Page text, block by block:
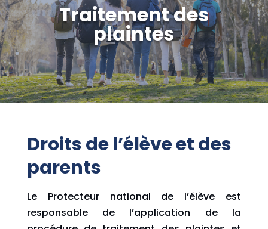
Traitement des
plaintes
Droits de l’élève et des
parents
Le Protecteur national de l’élève est
responsable de l’application de la